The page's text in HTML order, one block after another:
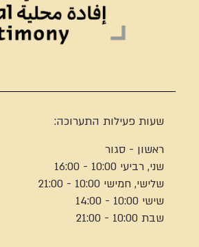
שעות פעילות התערוכה:
ראשון - סגור
שני, רביעי 10:00 - 16:00
שלישי, חמישי 10:00 - 21:00
שישי 10:00 - 14:00
שבת 10:00 - 21:00